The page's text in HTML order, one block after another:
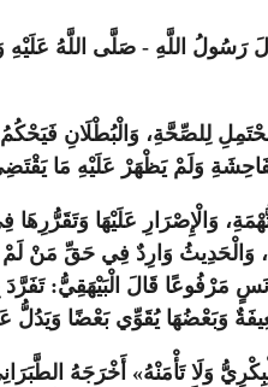
اللَّهِ - صَلَّى اللَّهُ عَلَيْهِ
لِلصِّحَّةِ، وَالْبُطْلَانِ
وَلَمْ يَظْهَرْ عَلَيْهِ مَا
وَالْإِصْرَارِ عَلَيْهَا
وَالْحَدِيثُ وَارِدٌ فِي حَقِّ مَنْ
مَرْفُوعًا قَالَ الْبَيْهَقِيُّ:
وَبَعْضُهَا يُقَوِّي بَعْضًا وَيَدُلُّ
وَلَا تَأْمَنْهُ» أَخْرَجَهُ